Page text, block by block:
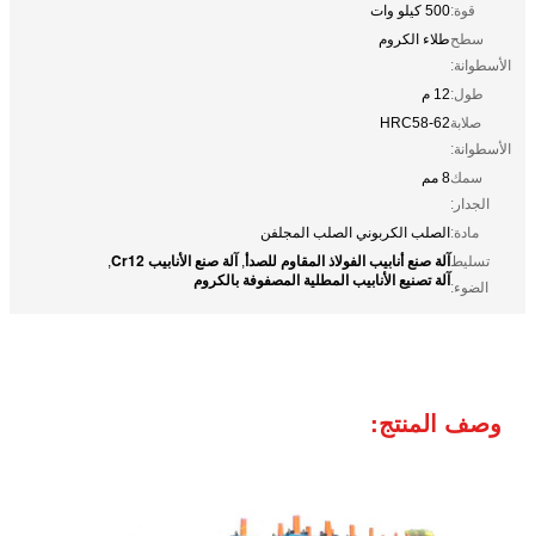
قوة:500 كيلو وات
سطح
الأسطوانة:
طلاء الكروم
طول:12 م
صلابة
الأسطوانة:
HRC58-62
سمك
الجدار:
8 مم
مادة:الصلب الكربوني الصلب المجلفن
تسليط
الضوء:
آلة صنع أنابيب الفولاذ المقاوم للصدأ, آلة صنع الأنابيب Cr12 ,
آلة تصنيع الأنابيب المطلية المصفوفة بالكروم
وصف المنتج: